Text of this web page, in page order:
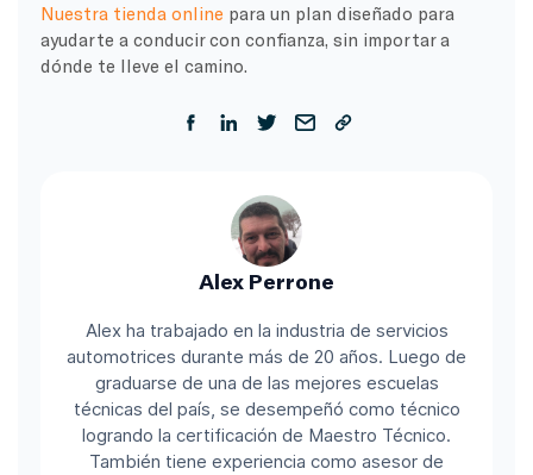
Nuestra tienda online para un plan diseñado para
ayudarte a conducir con confianza, sin importar a
dónde te lleve el camino.
Alex Perrone
Alex ha trabajado en la industria de servicios
automotrices durante más de 20 años. Luego de
graduarse de una de las mejores escuelas
técnicas del país, se desempeñó como técnico
logrando la certificación de Maestro Técnico.
También tiene experiencia como asesor de